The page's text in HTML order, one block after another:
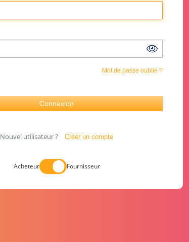
Mot de passe oublié ?
Nouvel utilisateur ? Créer un compte
Acheteur Fournisseur